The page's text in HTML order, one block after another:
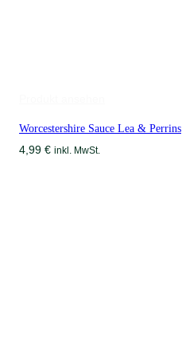
Worcestershire Sauce Lea & Perrins
4,99 € inkl. MwSt.